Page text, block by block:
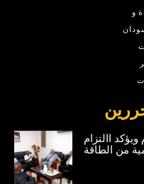
و
االتزام
من الطاقة